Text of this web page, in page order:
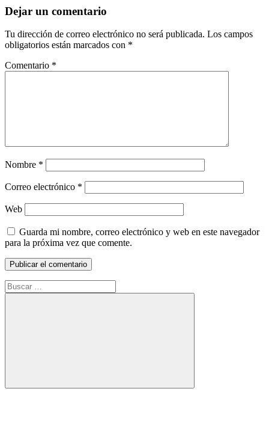
Dejar un comentario
Tu dirección de correo electrónico no será publicada. Los campos
obligatorios están marcados con *
Comentario *
Nombre *
Correo electrónico *
Web
Guarda mi nombre, correo electrónico y web en este navegador
para la próxima vez que comente.
Buscar:
Buscar